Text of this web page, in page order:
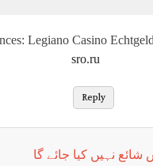
Legiano Casino Echtgeld
sro.ru
Reply
شائع نہیں کیا جائے گا